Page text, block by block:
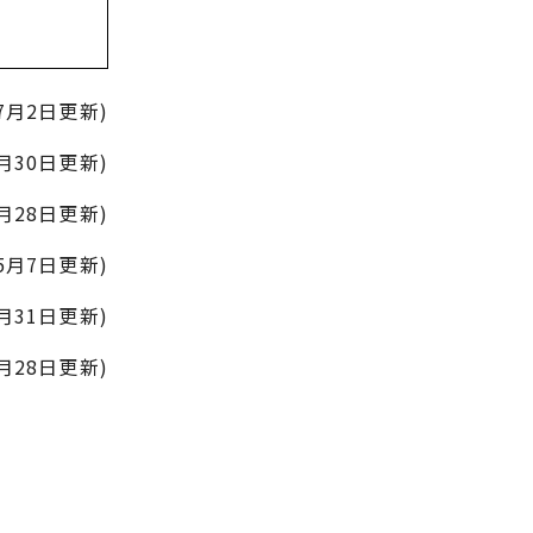
2日更新)
日更新)
日更新)
7日更新)
日更新)
日更新)